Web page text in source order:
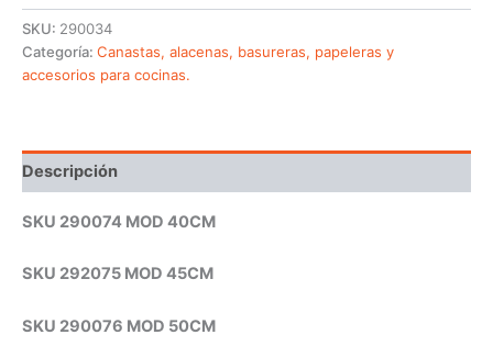
SKU: 290034
Categoría: Canastas, alacenas, basureras, papeleras y
accesorios para cocinas.
Descripción
SKU 290074 MOD 40CM
SKU 292075 MOD 45CM
SKU 290076 MOD 50CM